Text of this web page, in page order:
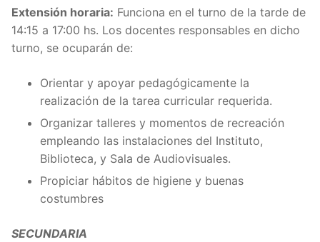
Extensión horaria: Funciona en el turno de la tarde de
14:15 a 17:00 hs. Los docentes responsables en dicho
turno, se ocuparán de:
Orientar y apoyar pedagógicamente la
realización de la tarea curricular requerida.
Organizar talleres y momentos de recreación
empleando las instalaciones del Instituto,
Biblioteca, y Sala de Audiovisuales.
Propiciar hábitos de higiene y buenas
costumbres
SECUNDARIA